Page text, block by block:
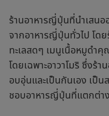
ร้านอาหารญี่ปุ่นที่นำเสนอ
จากอาหารญี่ปุ่นทั่วไป โดย
ทะเลสดๆ เมนูเนื้อหมูดำคุ
โดยเฉพาะอาวาโมริ ซึ่งร้า
อบอุ่นและเป็นกันเอง เป็
ชอบอาหารญี่ปุ่นที่แตกต่า